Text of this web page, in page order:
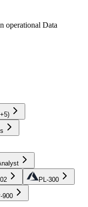
operational Data
PL-300
900